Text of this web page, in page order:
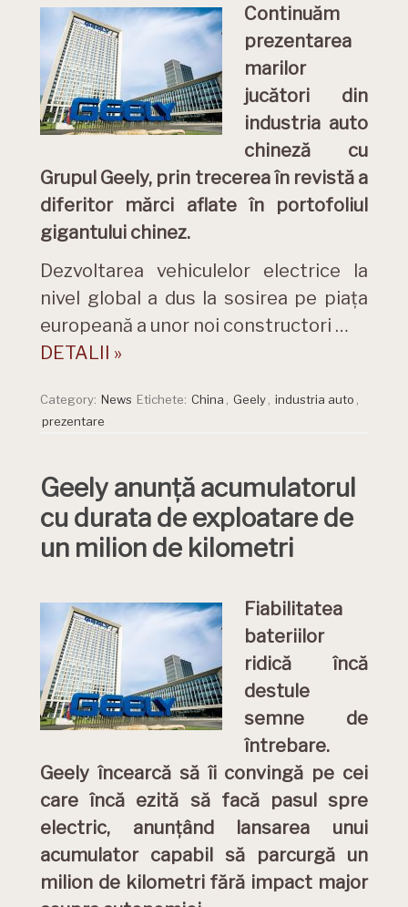
Continuăm
prezentarea
marilor
jucători din
industria auto
chineză cu
Grupul Geely, prin trecerea în revistă a
diferitor mărci aflate în portofoliul
gigantului chinez.
Dezvoltarea vehiculelor electrice la
nivel global a dus la sosirea pe piața
europeană a unor noi constructori …
DETALII »
Category: News Etichete: China Geely industria auto
prezentare
Geely anunță acumulatorul
cu durata de exploatare de
un milion de kilometri
Fiabilitatea
bateriilor
ridică încă
destule
semne de
întrebare.
Geely încearcă să îi convingă pe cei
care încă ezită să facă pasul spre
electric, anunțând lansarea unui
acumulator capabil să parcurgă un
milion de kilometri fără impact major